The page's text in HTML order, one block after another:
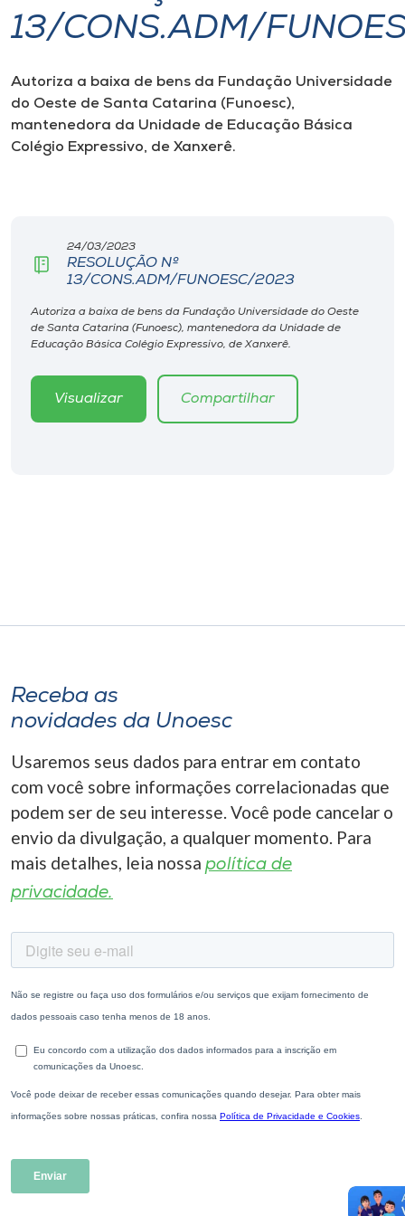
I.nova
Diplomados
Cultura
Biblioteca
Editora
Museu
A-
13/CONS.ADM/
Autoriza a baixa de bens da Fundação Universidade
do Oeste de Santa Catarina (Funoesc),
mantenedora da Unidade de Educação Básica
Colégio Expressivo, de Xanxerê.
24/03/2023
RESOLUÇÃO Nº
13/CONS.ADM/FUNOESC/2023
Autoriza a baixa de bens da Fundação Universidade do Oeste
de Santa Catarina (Funoesc), mantenedora da Unidade de
Educação Básica Colégio Expressivo, de Xanxerê.
Visualizar Compartilhar
Receba as
novidades da Unoesc
Usaremos seus dados para entrar em contato
com você sobre informações correlacionadas que
podem ser de seu interesse. Você pode cancelar o
envio da divulgação, a qualquer momento. Para
mais detalhes, leia nossa política de
privacidade.